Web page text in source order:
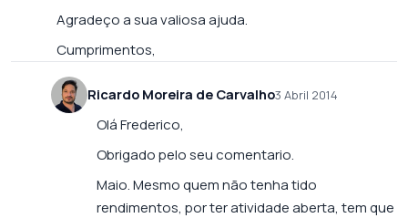
Agradeço a sua valiosa ajuda.
Cumprimentos,
Ricardo Moreira de Carvalho3 Abril 2014
Olá Frederico,
Obrigado pelo seu comentario.
Maio. Mesmo quem não tenha tido
rendimentos, por ter atividade aberta, tem que